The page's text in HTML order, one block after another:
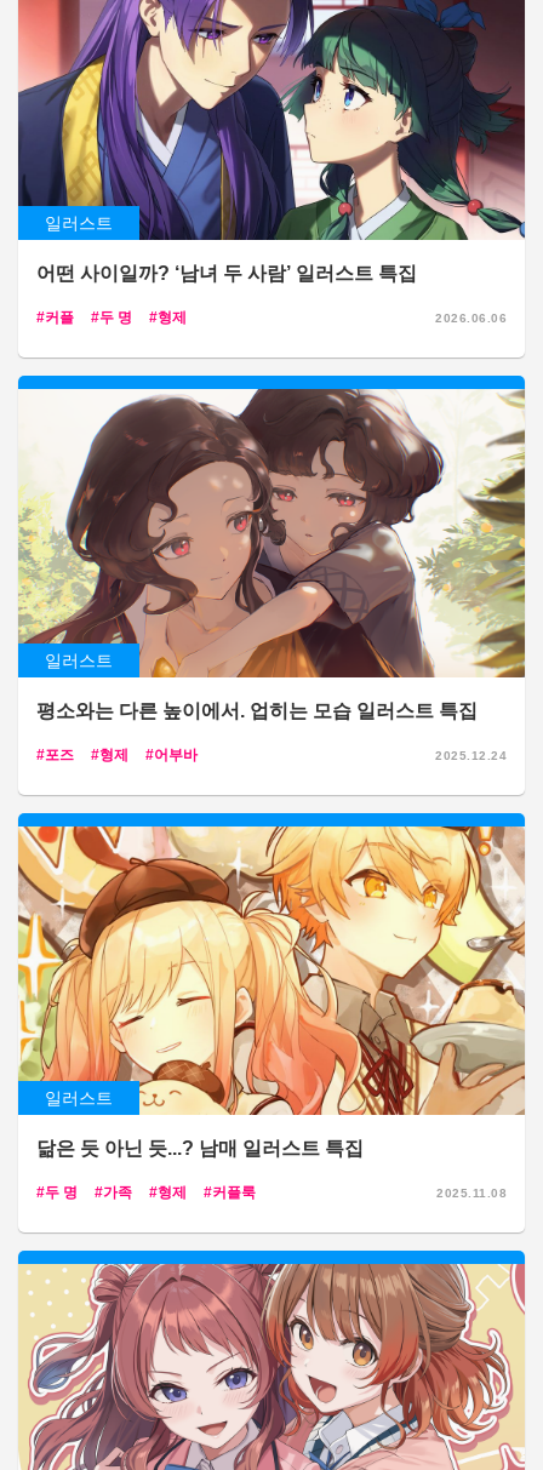
일러스트
어떤 사이일까? ‘남녀 두 사람’ 일러스트 특집
커플 두 명 형제 2026.06.06
일러스트
평소와는 다른 높이에서. 업히는 모습 일러스트 특집
포즈 형제 어부바 2025.12.24
일러스트
닮은 듯 아닌 듯...? 남매 일러스트 특집
두 명 가족 형제 커플룩 2025.11.08